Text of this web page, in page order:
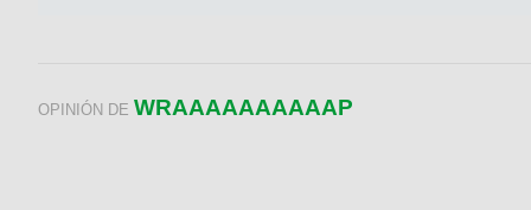
OPINIÓN DE WRAAAAAAAAAAP